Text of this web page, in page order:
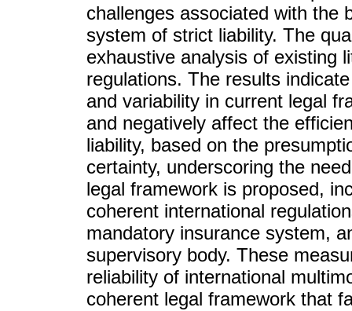
challenges associated with the
system of strict liability. The
exhaustive analysis of existing
regulations. The results
and variability in current legal
and negatively affect the
liability, based on the
certainty, underscoring the
legal framework is proposed,
coherent international
mandatory insurance system,
supervisory body. These
reliability of international
coherent legal framework that